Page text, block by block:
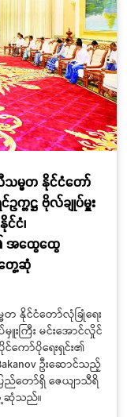
သမ္မတ နိုင်ငံတော်
က္ကဋ္ဌ ဗိုလ်ချုပ်မှူး
ငံ၊
၏ အထွေထွေ
တွေ့ဆုံ
နိုင်ငံတော်လုံခြုံရေး
မှူးကြီး မင်းအောင်လှိုင်
င်ကော်ပိုရေးရှင်း၏
ဦးဆောင်သည့်
တော်ရှိ ဇေယျာသီရိ
ေ့ဆုံသည်။